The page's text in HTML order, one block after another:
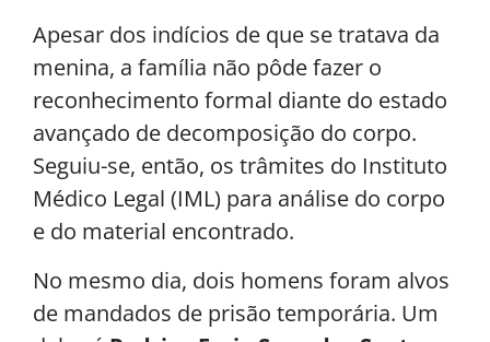
Apesar dos indícios de que se tratava da
menina, a família não pôde fazer o
reconhecimento formal diante do estado
avançado de decomposição do corpo.
Seguiu-se, então, os trâmites do Instituto
Médico Legal (IML) para análise do corpo
e do material encontrado.
No mesmo dia, dois homens foram alvos
de mandados de prisão temporária. Um